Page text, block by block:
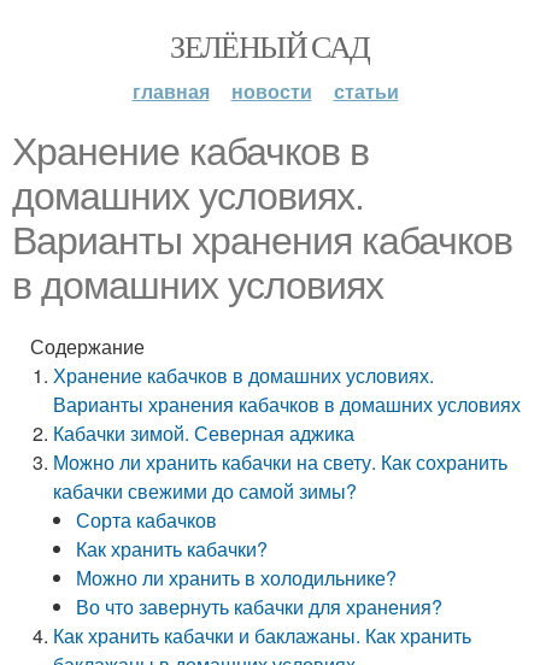
ЗЕЛЁНЫЙ САД
главная новости статьи
Хранение кабачков в
домашних условиях.
Варианты хранения кабачков
в домашних условиях
Содержание
Хранение кабачков в домашних условиях.
Варианты хранения кабачков в домашних условиях
Кабачки зимой. Северная аджика
Можно ли хранить кабачки на свету. Как сохранить
кабачки свежими до самой зимы?
Сорта кабачков
Как хранить кабачки?
Можно ли хранить в холодильнике?
Во что завернуть кабачки для хранения?
Как хранить кабачки и баклажаны. Как хранить